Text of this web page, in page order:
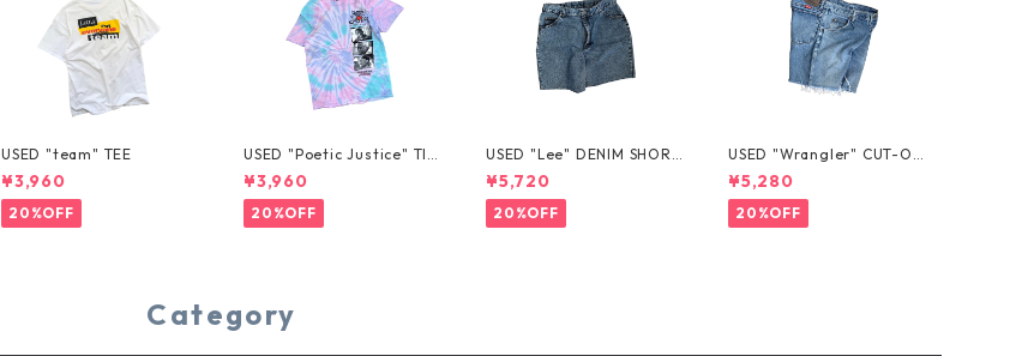
USED "team" TEE
¥3,960
20%OFF
USED "Poetic Justice" TIE
-DYE TEE
¥3,960
20%OFF
USED "Lee" DENIM SHORT
S
¥5,720
20%OFF
USED "Wrangler" CUT-OF
F DENIM SHORTS
¥5,280
20%OFF
Category